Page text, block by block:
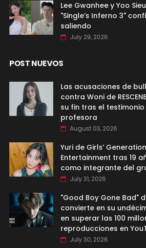
Lee Gwanhee y Yoo
"Single’s Inferno 3"
saliendo
July 29, 2026
POST NUEVOS
Las acusaciones de
contra Woni de
su fin tras el testimonio
profesora
August 03, 2026
Yuri de Girls’
Entertainment tras 19
como integrante del
July 31, 2026
"Good Boy Gone Bad"
convierte en su
en superar las 100
reproducciones en
July 30, 2026